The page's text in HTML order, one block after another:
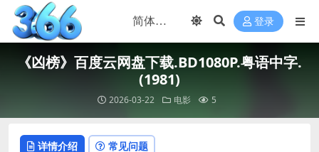
登录
《凶榜》百度云网盘下载.BD1080P.粤语中字.
(1981)
2026-03-22 电影 5
详情介绍 常见问题